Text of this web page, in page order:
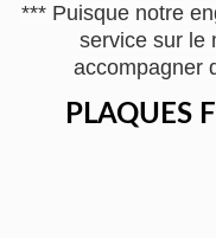
*** Puisque notre
service sur le
accompagner
PLAQUES